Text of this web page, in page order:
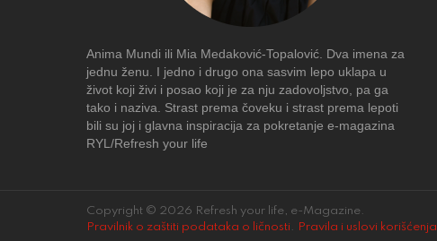
Anima Mundi ili Mia Medaković-Topalović. Dva imena za
jednu ženu. I jedno i drugo ona sasvim lepo uklapa u
život koji živi i posao koji je za nju zadovoljstvo, pa ga
tako i naziva. Strast prema čoveku i strast prema lepoti
bili su joj i glavna inspiracija za pokretanje e-magazina
RYL/Refresh your life
Copyright © 2026 Refresh your life, e-Magazine.
Pravilnik o zaštiti podataka o ličnosti . Pravila i uslovi korišćenja